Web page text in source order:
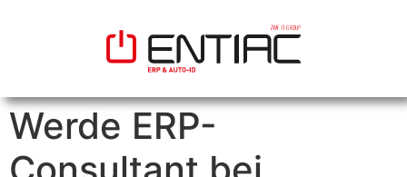
Werde ERP-